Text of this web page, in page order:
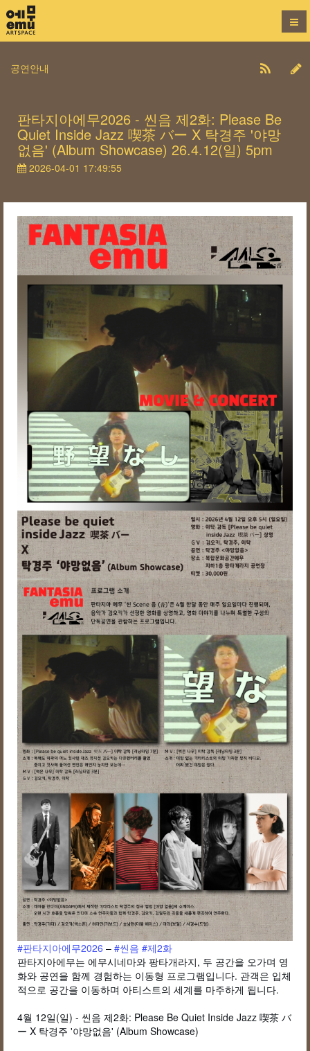
공연안내
판타지아에무2026 - 씬음 제2화: Please Be
Quiet Inside Jazz 喫茶 バー X 탁경주 '야망
없음' (Album Showcase) 26.4.12(일) 5pm
2026-04-01 17:49:55
#판타지아에무2026 – #씬음 #제2화
판타지아에무는 에무시네마와 팡타개라지, 두 공간을 오가며 영
화와 공연을 함께 경험하는 이동형 프로그램입니다. 관객은 입체
적으로 공간을 이동하며 아티스트의 세계를 마주하게 됩니다.
4월 12일(일) - 씬음 제2화: Please Be Quiet Inside Jazz 喫茶 バ
ー X 탁경주 '야망없음' (Album Showcase)